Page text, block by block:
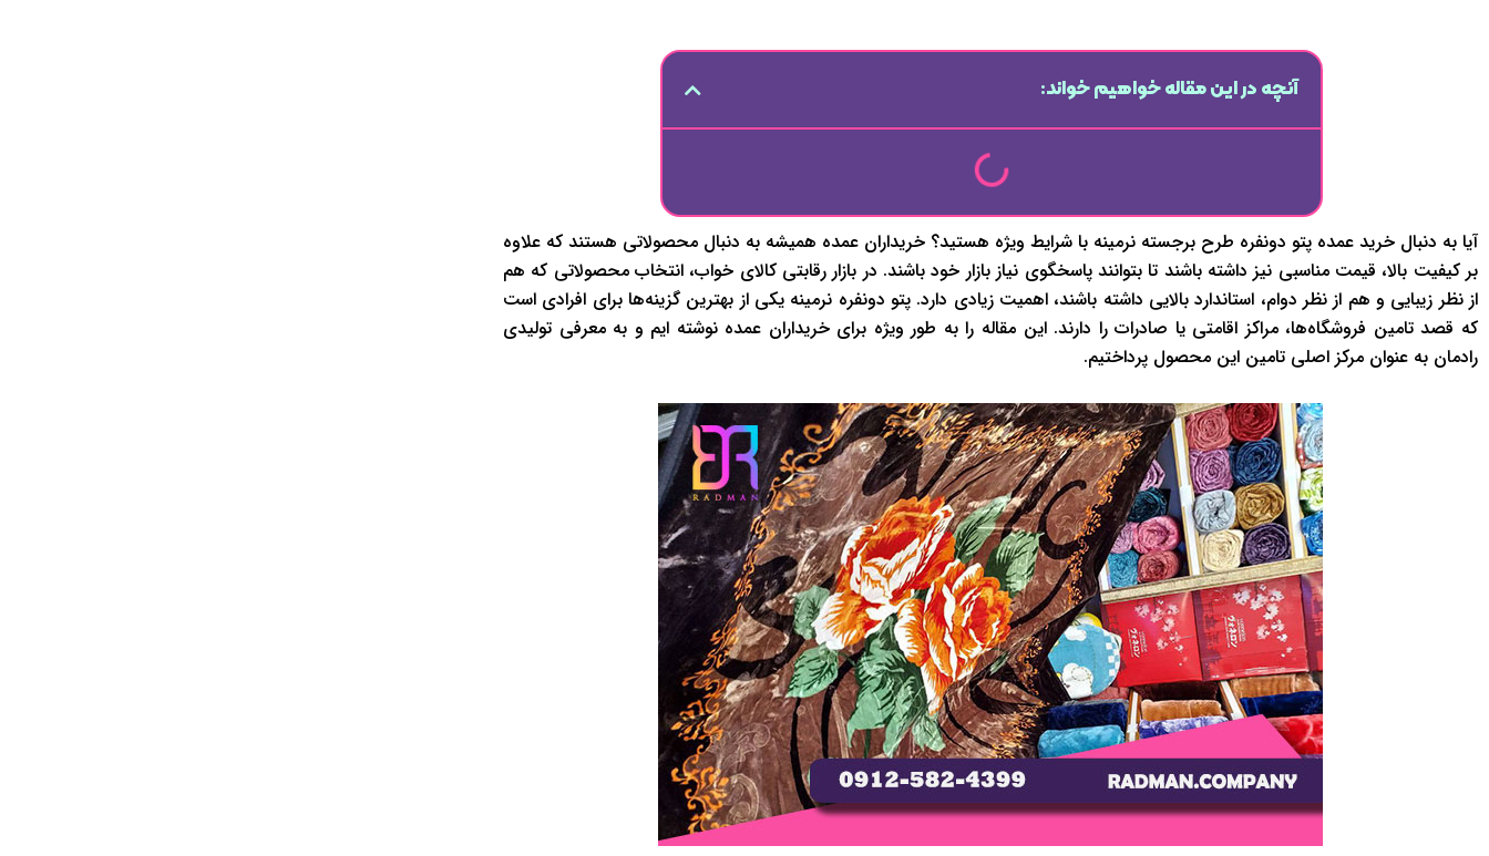
آنچه در این مقاله خواهیم خواند:
آیا به دنبال خرید عمده پتو دونفره طرح برجسته نرمینه با شرایط ویژه هستید؟ خریداران عمده همیشه به دنبال محصولاتی هستند که علاوه
بر کیفیت بالا، قیمت مناسبی نیز داشته باشند تا بتوانند پاسخگوی نیاز بازار خود باشند. در بازار رقابتی کالای خواب، انتخاب محصولاتی که هم
از نظر زیبایی و هم از نظر دوام، استاندارد بالایی داشته باشند، اهمیت زیادی دارد. پتو دونفره نرمینه یکی از بهترین گزینه‌ها برای افرادی است
که قصد تامین فروشگاه‌ها، مراکز اقامتی یا صادرات را دارند. این مقاله را به طور ویژه برای خریداران عمده نوشته ایم و به معرفی تولیدی
رادمان به عنوان مرکز اصلی تامین این محصول پرداختیم.